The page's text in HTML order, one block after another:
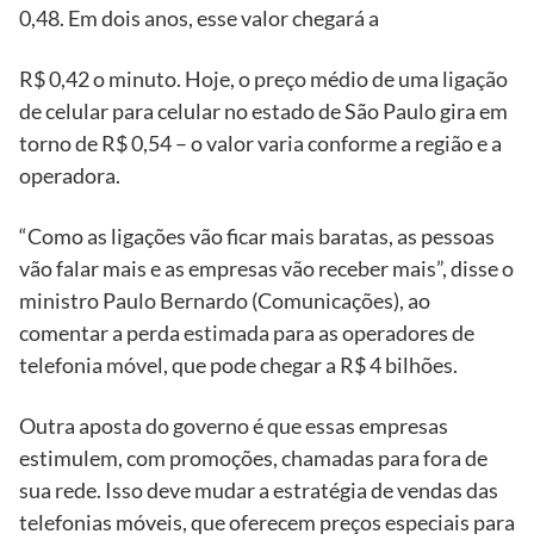
0,48. Em dois anos, esse valor chegará a
R$ 0,42 o minuto. Hoje, o preço médio de uma ligação
de celular para celular no estado de São Paulo gira em
torno de R$ 0,54 – o valor varia conforme a região e a
operadora.
“Como as ligações vão ficar mais baratas, as pessoas
vão falar mais e as empresas vão receber mais”, disse o
ministro Paulo Bernardo (Comunicações), ao
comentar a perda estimada para as operadores de
telefonia móvel, que pode chegar a R$ 4 bilhões.
Outra aposta do governo é que essas empresas
estimulem, com promoções, chamadas para fora de
sua rede. Isso deve mudar a estratégia de vendas das
telefonias móveis, que oferecem preços especiais para